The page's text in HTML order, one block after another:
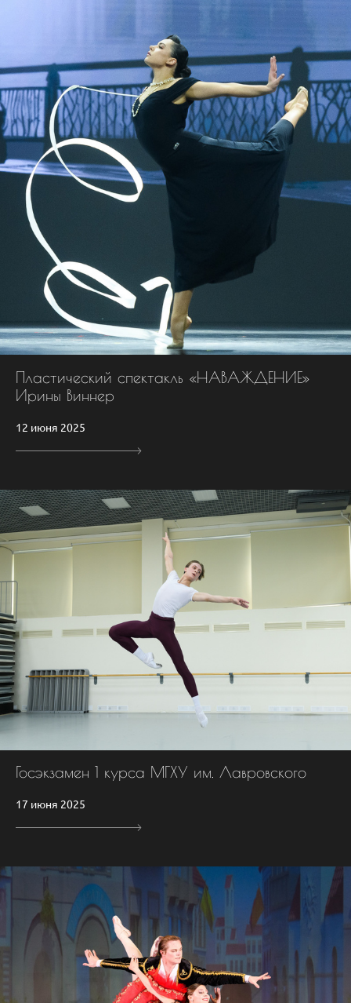
Пластический спектакль «НАВАЖДЕНИЕ»
Ирины Виннер
12 июня 2025
Госэкзамен 1 курса МГХУ им. Лавровского
17 июня 2025